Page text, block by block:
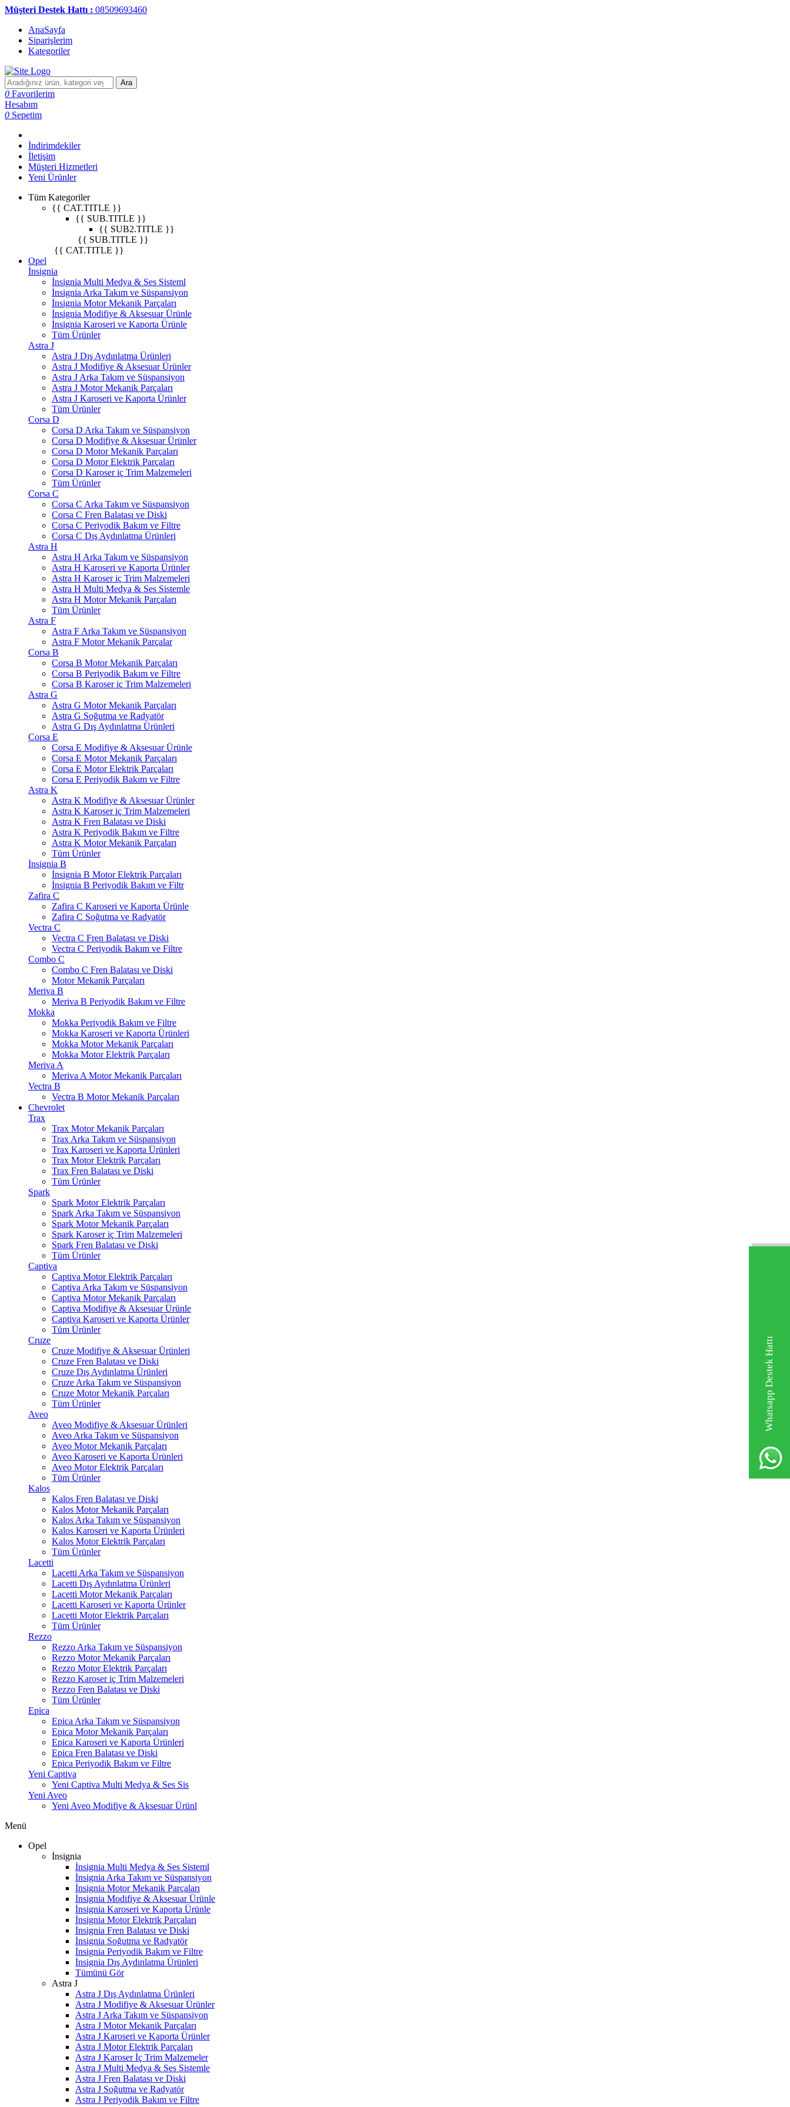
Whatsapp Destek Hattı
Müşteri Destek Hattı : 08509693460
AnaSayfa
Siparişlerim
Kategoriler
Ara
0 Favorilerim
Hesabım
0 Sepetim
İndirimdekiler
İletişim
Müşteri Hizmetleri
Yeni Ürünler
Tüm Kategoriler
{{ CAT.TITLE }}
{{ SUB.TITLE }}
{{ SUB2.TITLE }}
{{ SUB.TITLE }}
{{ CAT.TITLE }}
Opel
İnsignia
İnsignia Multi Medya & Ses Sisteml
İnsignia Arka Takım ve Süspansiyon
İnsignia Motor Mekanik Parçaları
İnsignia Modifiye & Aksesuar Ürünle
İnsignia Karoseri ve Kaporta Ürünle
Tüm Ürünler
Astra J
Astra J Dış Aydınlatma Ürünleri
Astra J Modifiye & Aksesuar Ürünler
Astra J Arka Takım ve Süspansiyon
Astra J Motor Mekanik Parçaları
Astra J Karoseri ve Kaporta Ürünler
Tüm Ürünler
Corsa D
Corsa D Arka Takım ve Süspansiyon
Corsa D Modifiye & Aksesuar Ürünler
Corsa D Motor Mekanik Parçaları
Corsa D Motor Elektrik Parçaları
Corsa D Karoser iç Trim Malzemeleri
Tüm Ürünler
Corsa C
Corsa C Arka Takım ve Süspansiyon
Corsa C Fren Balatası ve Diski
Corsa C Periyodik Bakım ve Filtre
Corsa C Dış Aydınlatma Ürünleri
Astra H
Astra H Arka Takım ve Süspansiyon
Astra H Karoseri ve Kaporta Ürünler
Astra H Karoser iç Trim Malzemeleri
Astra H Multi Medya & Ses Sistemle
Astra H Motor Mekanik Parçaları
Tüm Ürünler
Astra F
Astra F Arka Takım ve Süspansiyon
Astra F Motor Mekanik Parçalar
Corsa B
Corsa B Motor Mekanik Parçaları
Corsa B Periyodik Bakım ve Filtre
Corsa B Karoser iç Trim Malzemeleri
Astra G
Astra G Motor Mekanik Parçaları
Astra G Soğutma ve Radyatör
Astra G Dış Aydınlatma Ürünleri
Corsa E
Corsa E Modifiye & Aksesuar Ürünle
Corsa E Motor Mekanik Parçaları
Corsa E Motor Elektrik Parçaları
Corsa E Periyodik Bakım ve Filtre
Astra K
Astra K Modifiye & Aksesuar Ürünler
Astra K Karoser iç Trim Malzemeleri
Astra K Fren Balatası ve Diski
Astra K Periyodik Bakım ve Filtre
Astra K Motor Mekanik Parçaları
Tüm Ürünler
İnsignia B
İnsignia B Motor Elektrik Parçaları
İnsignia B Periyodik Bakım ve Filtr
Zafira C
Zafira C Karoseri ve Kaporta Ürünle
Zafira C Soğutma ve Radyatör
Vectra C
Vectra C Fren Balatası ve Diski
Vectra C Periyodik Bakım ve Filtre
Combo C
Combo C Fren Balatası ve Diski
Motor Mekanik Parçaları
Meriva B
Meriva B Periyodik Bakım ve Filtre
Mokka
Mokka Periyodik Bakım ve Filtre
Mokka Karoseri ve Kaporta Ürünleri
Mokka Motor Mekanik Parçaları
Mokka Motor Elektrik Parçaları
Meriva A
Meriva A Motor Mekanik Parçaları
Vectra B
Vectra B Motor Mekanik Parçaları
Chevrolet
Trax
Trax Motor Mekanik Parçaları
Trax Arka Takım ve Süspansiyon
Trax Karoseri ve Kaporta Ürünleri
Trax Motor Elektrik Parçaları
Trax Fren Balatası ve Diski
Tüm Ürünler
Spark
Spark Motor Elektrik Parçaları
Spark Arka Takım ve Süspansiyon
Spark Motor Mekanik Parçaları
Spark Karoser iç Trim Malzemeleri
Spark Fren Balatası ve Diski
Tüm Ürünler
Captiva
Captiva Motor Elektrik Parçaları
Captiva Arka Takım ve Süspansiyon
Captiva Motor Mekanik Parçaları
Captiva Modifiye & Aksesuar Ürünle
Captiva Karoseri ve Kaporta Ürünler
Tüm Ürünler
Cruze
Cruze Modifiye & Aksesuar Ürünleri
Cruze Fren Balatası ve Diski
Cruze Dış Aydınlatma Ürünleri
Cruze Arka Takım ve Süspansiyon
Cruze Motor Mekanik Parçaları
Tüm Ürünler
Aveo
Aveo Modifiye & Aksesuar Ürünleri
Aveo Arka Takım ve Süspansiyon
Aveo Motor Mekanik Parçaları
Aveo Karoseri ve Kaporta Ürünleri
Aveo Motor Elektrik Parçaları
Tüm Ürünler
Kalos
Kalos Fren Balatası ve Diski
Kalos Motor Mekanik Parçaları
Kalos Arka Takım ve Süspansiyon
Kalos Karoseri ve Kaporta Ürünleri
Kalos Motor Elektrik Parçaları
Tüm Ürünler
Lacetti
Lacetti Arka Takım ve Süspansiyon
Lacetti Dış Aydınlatma Ürünleri
Lacetti Motor Mekanik Parçaları
Lacetti Karoseri ve Kaporta Ürünler
Lacetti Motor Elektrik Parçaları
Tüm Ürünler
Rezzo
Rezzo Arka Takım ve Süspansiyon
Rezzo Motor Mekanik Parçaları
Rezzo Motor Elektrik Parçaları
Rezzo Karoser iç Trim Malzemeleri
Rezzo Fren Balatası ve Diski
Tüm Ürünler
Epica
Epica Arka Takım ve Süspansiyon
Epica Motor Mekanik Parçaları
Epica Karoseri ve Kaporta Ürünleri
Epica Fren Balatası ve Diski
Epica Periyodik Bakım ve Filtre
Yeni Captiva
Yeni Captiva Multi Medya & Ses Sis
Yeni Aveo
Yeni Aveo Modifiye & Aksesuar Ürünl
Menü
Opel
İnsignia
İnsignia Multi Medya & Ses Sisteml
İnsignia Arka Takım ve Süspansiyon
İnsignia Motor Mekanik Parçaları
İnsignia Modifiye & Aksesuar Ürünle
İnsignia Karoseri ve Kaporta Ürünle
İnsignia Motor Elektrik Parçaları
İnsignia Fren Balatası ve Diski
İnsignia Soğutma ve Radyatör
İnsignia Periyodik Bakım ve Filtre
İnsignia Dış Aydınlatma Ürünleri
Tümünü Gör
Astra J
Astra J Dış Aydınlatma Ürünleri
Astra J Modifiye & Aksesuar Ürünler
Astra J Arka Takım ve Süspansiyon
Astra J Motor Mekanik Parçaları
Astra J Karoseri ve Kaporta Ürünler
Astra J Motor Elektrik Parçaları
Astra J Karoser İç Trim Malzemeler
Astra J Multi Medya & Ses Sistemle
Astra J Fren Balatası ve Diski
Astra J Soğutma ve Radyatör
Astra J Periyodik Bakım ve Filtre